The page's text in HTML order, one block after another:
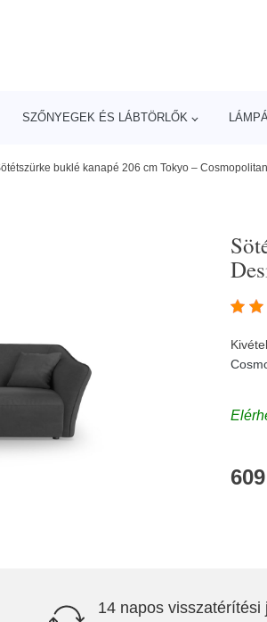
SZŐNYEGEK ÉS LÁBTÖRLŐK
buklé kanapé 206 cm Tokyo –
14 napos visszatérítési